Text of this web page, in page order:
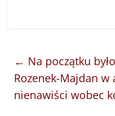
← Na początku
Rozenek-Majdan
nienawiści wobec